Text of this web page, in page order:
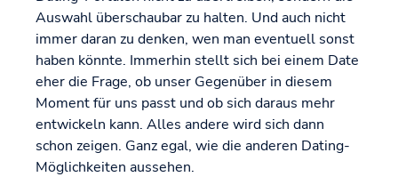
Auswahl überschaubar zu halten. Und auch nicht
immer daran zu denken, wen man eventuell sonst
haben könnte. Immerhin stellt sich bei einem Date
eher die Frage, ob unser Gegenüber in diesem
Moment für uns passt und ob sich daraus mehr
entwickeln kann. Alles andere wird sich dann
schon zeigen. Ganz egal, wie die anderen Dating-
Möglichkeiten aussehen.